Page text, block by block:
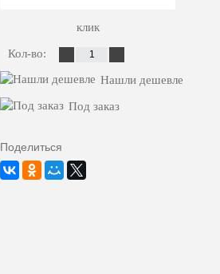
клик
Кол-во:
Нашли дешевле
Под заказ
Поделиться